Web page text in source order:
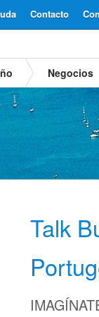
Contacto
Negocios
Talk